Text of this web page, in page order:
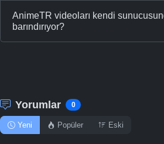
AnimeTR videoları kendi
barındırıyor?
Yorumlar 0
Yeni Popüler Eski